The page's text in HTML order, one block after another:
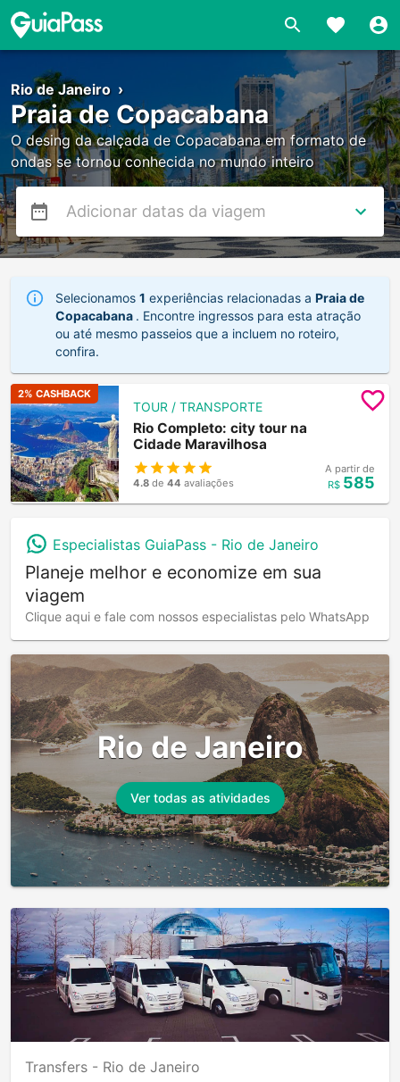
Rio de Janeiro ›
Praia de Copacabana
O desing da calçada de Copacabana em formato de
ondas se tornou conhecida no mundo inteiro
Selecionamos 1 experiências relacionadas a Praia de
Copacabana . Encontre ingressos para esta atração
ou até mesmo passeios que a incluem no roteiro,
confira.
2% CASHBACK
TOUR / TRANSPORTE
Rio Completo: city tour na
Cidade Maravilhosa
4.8 de 44 avaliações
A partir de
R$ 585
Especialistas GuiaPass - Rio de Janeiro
Planeje melhor e economize em sua
viagem
Clique aqui e fale com nossos especialistas pelo WhatsApp
Rio de Janeiro
Ver todas as atividades
Transfers - Rio de Janeiro